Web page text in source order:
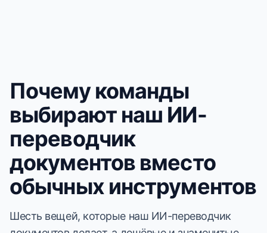
Почему команды
выбирают наш ИИ-
переводчик
документов вместо
обычных инструментов
Шесть вещей, которые наш ИИ-переводчик